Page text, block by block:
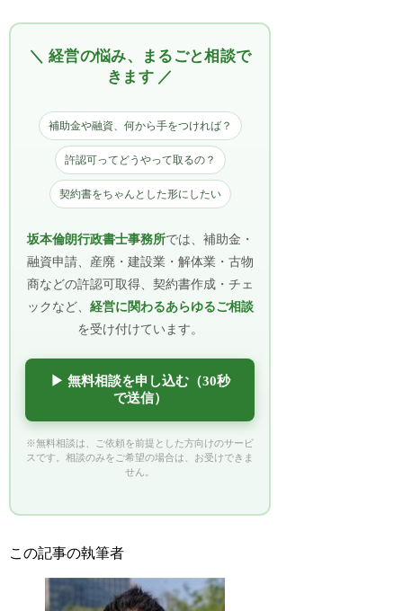
＼ 経営の悩み、まるごと相談で
きます ／
補助金や融資、何から手をつければ？
許認可ってどうやって取るの？
契約書をちゃんとした形にしたい
坂本倫朗行政書士事務所では、補助金・
融資申請、産廃・建設業・解体業・古物
商などの許認可取得、契約書作成・チェ
ックなど、 経営に関わるあらゆるご相談
を受け付けています。
▶ 無料相談を申し込む（30秒
で送信）
※無料相談は、ご依頼を前提とした方向けのサービ
スです。相談のみをご希望の場合は、お受けできま
せん。
この記事の執筆者